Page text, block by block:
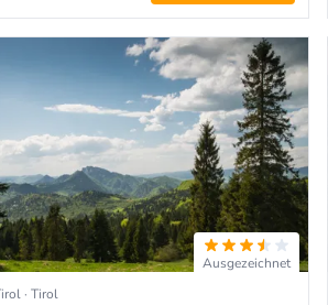
Ausgezeichnet
· Tirol